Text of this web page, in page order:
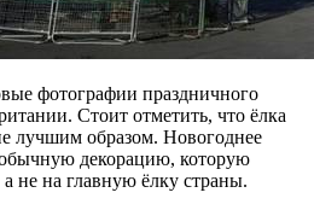
фотографии праздничного
Стоит отметить, что ёлка
лучшим образом. Новогоднее
декорацию, которую
не на главную ёлку страны.